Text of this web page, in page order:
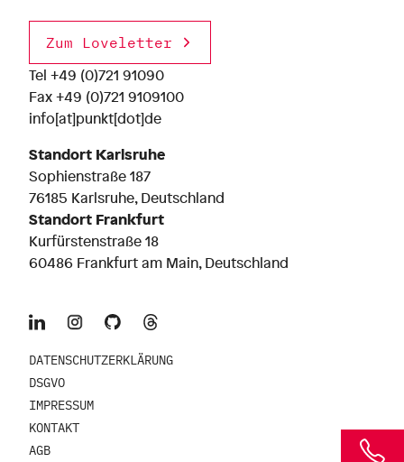
Zum Loveletter
Tel +49 (0)721 91090
Fax +49 (0)721 9109100
info[at]punkt[dot]de
Standort Karlsruhe
Sophienstraße 187
76185 Karlsruhe, Deutschland
Standort Frankfurt
Kurfürstenstraße 18
60486 Frankfurt am Main, Deutschland
DATENSCHUTZERKLÄRUNG
DSGVO
IMPRESSUM
KONTAKT
AGB